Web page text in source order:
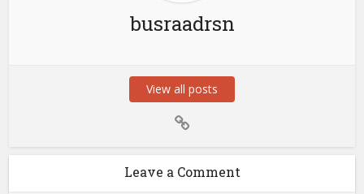
busraadrsn
View all posts
Leave a Comment